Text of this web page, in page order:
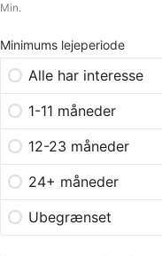
Min.
Minimums lejeperiode
Alle har interesse
1-11 måneder
12-23 måneder
24+ måneder
Ubegrænset